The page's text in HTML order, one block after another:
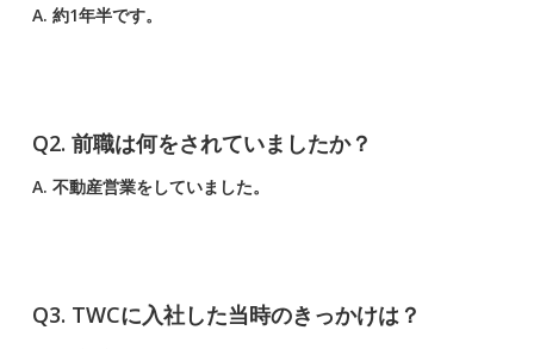
A. 約1年半です。
Q2. 前職は何をされていましたか？
A. 不動産営業をしていました。
Q3. TWCに入社した当時のきっかけは？